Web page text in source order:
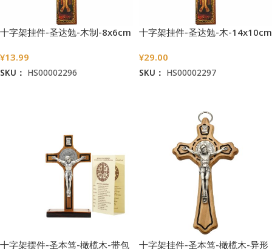
十字架挂件-圣达勉-木制-8x6cm
¥13.99
SKU： HS00002296
十字架挂件-圣达勉-木-14x10cm
¥29.00
SKU： HS00002297
十字架摆件-圣本笃-橄榄木-带包
十字架挂件-圣本笃-橄榄木-异形